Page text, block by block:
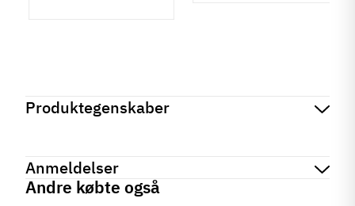
Produktegenskaber
TilstandNy
Anmeldelser
Andre købte også